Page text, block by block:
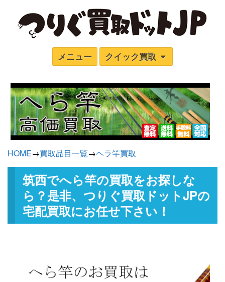
メニュー クイック買取
HOME→買取品目一覧→ヘラ竿買取
筑西でへら竿の買取をお探しな
ら？是非、つりぐ買取ドットJPの
宅配買取にお任せ下さい！